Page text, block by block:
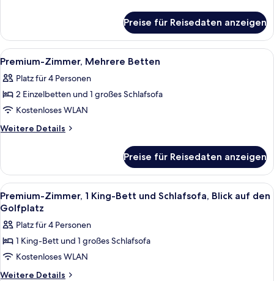
anzeigen
1 King-
Bett
und
Preise für Reisedaten anzeigen
Alle
Fotos
für
Premium-
Zimmer,
Mehrere
Hochwertige Bettwaren, Minibar,
17
Premium-Zimmer, Mehrere Betten
Platz für 4 Personen
2 Einzelbetten und 1 großes Schlafsofa
Kostenloses WLAN
Weitere Details
Weitere
Zimmer,
Mehrere
Betten
Preise für Reisedaten anzeigen
Alle
Fotos
Premium-
Zimmer,
1 King-
Bett
Hochwertige Bettwaren, Minibar,
17
Premium-Zimmer, 1 King-Bett und Schlafsofa, Blick auf den
Golfplatz
Platz für 4 Personen
1 King-Bett und 1 großes Schlafsofa
Kostenloses WLAN
Weitere Details
Weitere